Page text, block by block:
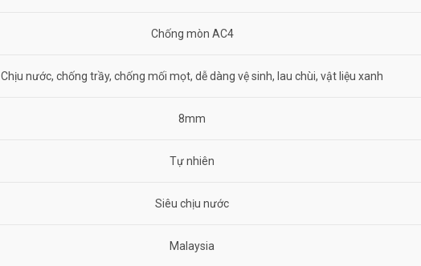
Chống mòn AC4
Chịu nước, chống trầy, chống mối mọt, dễ dàng vệ sinh, lau chùi, vật liệu xanh
8mm
Tự nhiên
Siêu chịu nước
Malaysia